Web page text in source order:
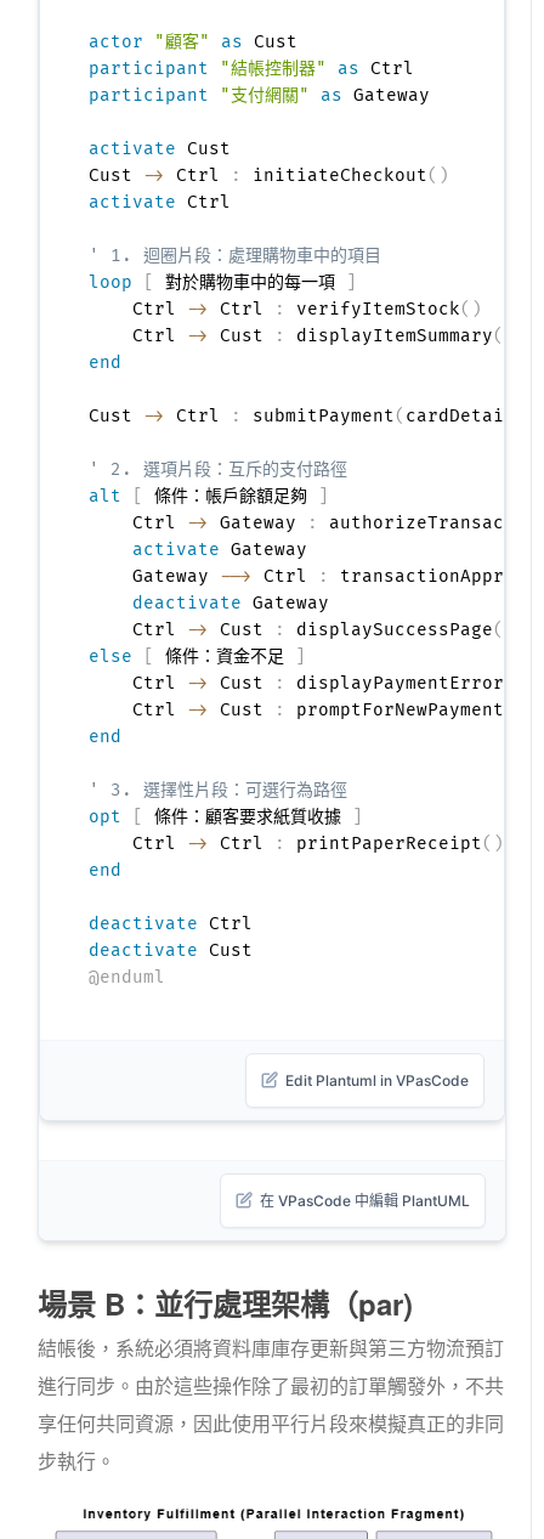
actor "顧客" as
participant
"結帳控制器" as
participant
"支付網關" as Gateway
activate Cust
Cust -> Ctrl : initiateCheckout( )
activate Ctrl
' 1. 迴圈片段：處理購物車中的項目
loop
對於購物車中的每一項
    Ctrl
-> Ctrl : verifyItemStock( )
    Ctrl
-> Cust : displayItemSummary(
end
Cust -> Ctrl : submitPayment( cardDetails
' 2. 選項片段：互斥的支付路徑
alt
條件：帳戶餘額足夠
    Ctrl
-> Gateway :
activate Gateway
    Gateway
--> Ctrl :
deactivate Gateway
    Ctrl
-> Cust : displaySuccessPage(
else
條件：資金不足
    Ctrl
-> Cust : displayPaymentError
    Ctrl
-> Cust :
end
' 3. 選擇性片段：可選行為路徑
opt
條件：顧客要求紙質收據
    Ctrl
-> Ctrl : printPaperReceipt( )
end
deactivate
deactivate
@enduml
Edit Plantuml in VPasCode
在 VPasCode 中編輯 PlantUML
場景 B：並行處理架構（par)
結帳後，系統必須將資料庫庫存更新與第三方物流預訂
進行同步。由於這些操作除了最初的訂單觸發外，不共
享任何共同資源，因此使用平行片段來模擬真正的非同
步執行。